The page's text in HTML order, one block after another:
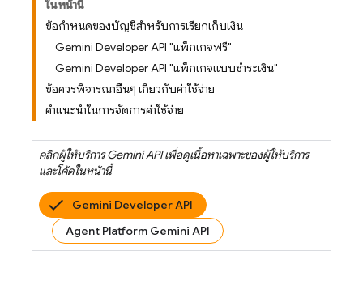
ในหน้านี้
ข้อกำหนดของบัญชีสำหรับการเรียกเก็บเงิน
Gemini Developer API "แพ็กเกจฟรี"
Gemini Developer API "แพ็กเกจแบบชำระเงิน"
ข้อควรพิจารณาอื่นๆ เกี่ยวกับค่าใช้จ่าย
คำแนะนำในการจัดการค่าใช้จ่าย
คลิกผู้ให้บริการGemini APIเพื่อดูเนื้อหาเฉพาะของผู้ให้บริการ
และโค้ดในหน้านี้
Gemini Developer API
Agent Platform Gemini API